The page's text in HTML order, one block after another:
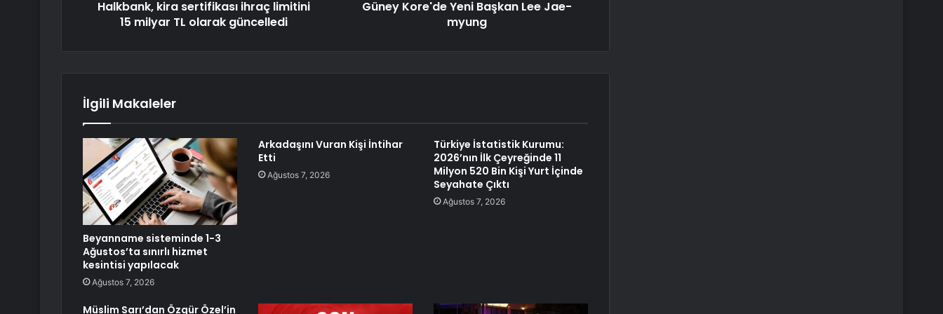
Halkbank, kira sertifikası ihraç limitini
15 milyar TL olarak güncelledi
Güney Kore'de Yeni Başkan Lee Jae-
myung
İlgili Makaleler
Beyanname sisteminde 1-3
Ağustos’ta sınırlı hizmet
kesintisi yapılacak
Ağustos 7, 2026
Arkadaşını Vuran Kişi İntihar
Etti
Ağustos 7, 2026
Türkiye İstatistik Kurumu:
2026’nın İlk Çeyreğinde 11
Milyon 520 Bin Kişi Yurt İçinde
Seyahate Çıktı
Ağustos 7, 2026
Müslim Sarı’dan Özgür Özel’in